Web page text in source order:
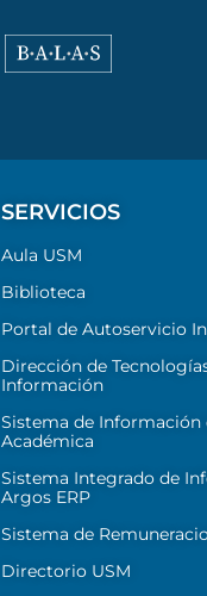
SERVICIOS
Aula USM
Biblioteca
Portal de Autoservicio
Dirección de
Información
Sistema de Información
Académica
Sistema Integrado de
Argos ERP
Sistema de
Directorio USM